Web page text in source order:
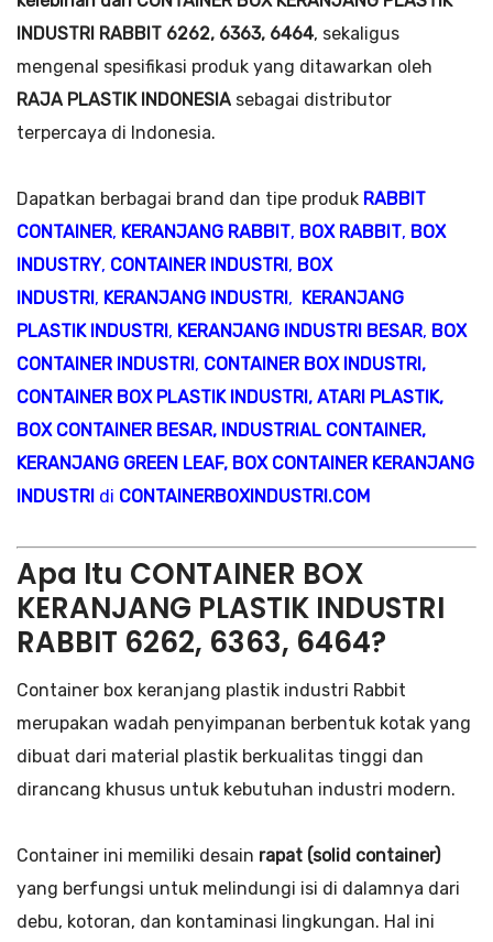
INDUSTRI RABBIT 6262, 6363, 6464, sekaligus
mengenal spesifikasi produk yang ditawarkan oleh
RAJA PLASTIK INDONESIA sebagai distributor
terpercaya di Indonesia.
Dapatkan berbagai brand dan tipe produk RABBIT
CONTAINER, KERANJANG RABBIT, BOX RABBIT, BOX
INDUSTRY, CONTAINER INDUSTRI, BOX
INDUSTRI, KERANJANG INDUSTRI, KERANJANG
PLASTIK INDUSTRI, KERANJANG INDUSTRI BESAR, BOX
CONTAINER INDUSTRI, CONTAINER BOX INDUSTRI,
CONTAINER BOX PLASTIK INDUSTRI, ATARI PLASTIK,
BOX CONTAINER BESAR, INDUSTRIAL CONTAINER,
KERANJANG GREEN LEAF, BOX CONTAINER KERANJANG
INDUSTRI di CONTAINERBOXINDUSTRI.COM
Apa Itu CONTAINER BOX
KERANJANG PLASTIK INDUSTRI
RABBIT 6262, 6363, 6464?
Container box keranjang plastik industri Rabbit
merupakan wadah penyimpanan berbentuk kotak yang
dibuat dari material plastik berkualitas tinggi dan
dirancang khusus untuk kebutuhan industri modern.
Container ini memiliki desain rapat (solid container)
yang berfungsi untuk melindungi isi di dalamnya dari
debu, kotoran, dan kontaminasi lingkungan. Hal ini